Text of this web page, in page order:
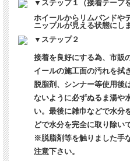
▼ステップ１（接着テープ
ホイールからリムバンドや
ニップルが見える状態にし
▼ステップ２
接着を良好にする為、市販
イールの施工面の汚れを拭
脱脂剤、シンナー等使用後
ないように必ずぬるま湯や
い。最後に雑巾などで水分
どで水分を完全に取り除い
※脱脂剤等を触りました手
注意下さい。